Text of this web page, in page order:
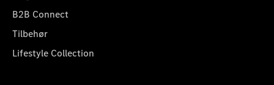
B2B Connect
Tilbehør
Lifestyle Collection